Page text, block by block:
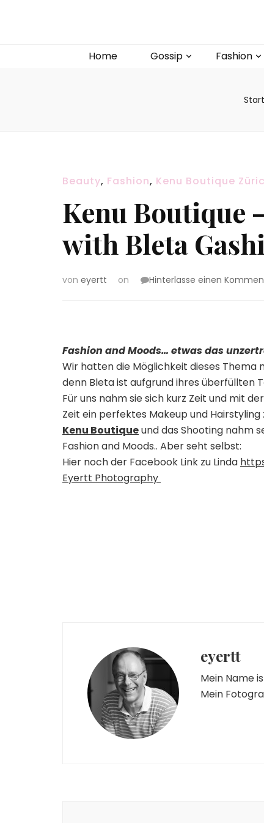
Home Gossip Fashion
Start
Beauty, Fashion, Kenu Boutique
Kenu Boutique
with Bleta Gashi
von eyertt on Hinterlasse einen
Fashion and Moods… etwas das
Wir hatten die Möglichkeit dieses Thema
denn Bleta ist aufgrund ihres überfüllten
Für uns nahm sie sich kurz Zeit und mit
Zeit ein perfektes Makeup und
Kenu Boutiqueund das Shooting nahm
Fashion and Moods.. Aber seht selbst:
Hier noch der Facebook Link zu Linda
Eyertt Photography
eyertt
Mein Name
Mein